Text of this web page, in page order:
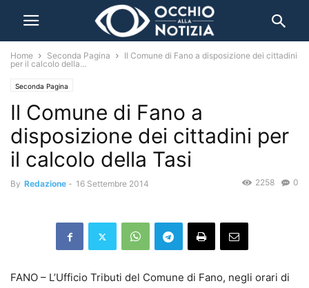
Home Seconda Pagina
Il Comune di Fano a disposizione dei cittadini
per il calcolo della...
Seconda Pagina
Il Comune di Fano a
disposizione dei cittadini per
il calcolo della Tasi
By Redazione - 16 Settembre 2014 0
2258
FANO – L’Ufficio Tributi del Comune di Fano, negli orari di